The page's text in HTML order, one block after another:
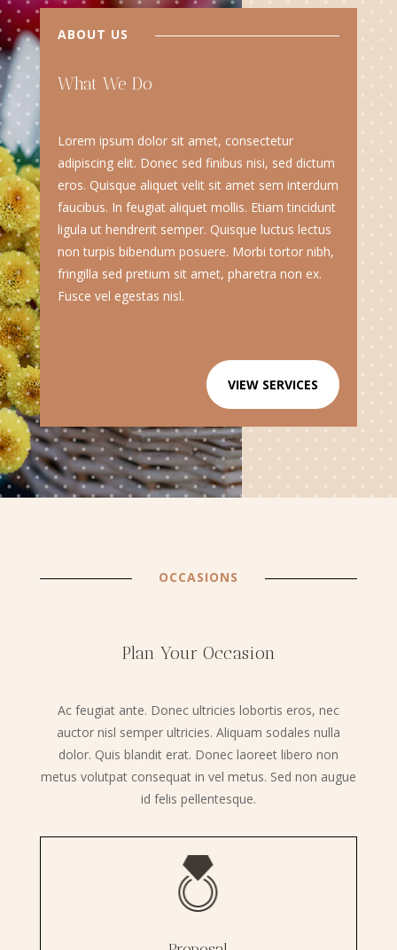
ABOUT US
What We Do
Lorem ipsum dolor sit amet, consectetur
adipiscing elit. Donec sed finibus nisi, sed dictum
eros. Quisque aliquet velit sit amet sem interdum
faucibus. In feugiat aliquet mollis. Etiam tincidunt
ligula ut hendrerit semper. Quisque luctus lectus
non turpis bibendum posuere. Morbi tortor nibh,
fringilla sed pretium sit amet, pharetra non ex.
Fusce vel egestas nisl.
VIEW SERVICES
OCCASIONS
Plan Your Occasion
Ac feugiat ante. Donec ultricies lobortis eros, nec
auctor nisl semper ultricies. Aliquam sodales nulla
dolor. Quis blandit erat. Donec laoreet libero non
metus volutpat consequat in vel metus. Sed non augue
id felis pellentesque.